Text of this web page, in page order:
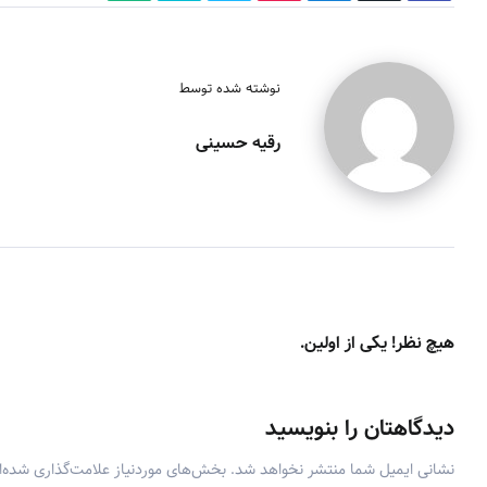
نوشته شده توسط
رقیه حسینی
هیچ نظر! یکی از اولین.
دیدگاهتان را بنویسید
نشانی ایمیل شما منتشر نخواهد شد. بخش‌های موردنیاز علامت‌گذاری